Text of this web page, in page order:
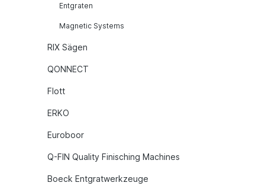
Entgraten
Magnetic Systems
RIX Sägen
QONNECT
Flott
ERKO
Euroboor
Q-FIN Quality Finisching Machines
Boeck Entgratwerkzeuge